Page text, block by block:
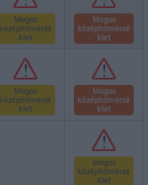
Magas
középhőmérsé
klet
Magas
középhőmérsé
klet
Magas
középhőmérsé
klet
Magas
középhőmérsé
klet
Magas
középhőmérsé
klet